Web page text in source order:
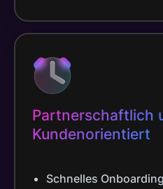
Partnerschaftlich
Kundenorientiert
Schnelles Onboarding